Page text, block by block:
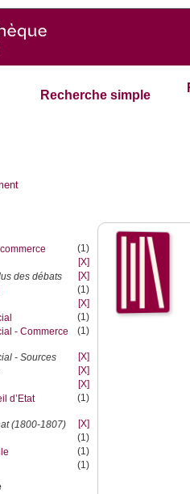
Recherche simple
(1)
[X]
des débats
[X]
(1)
[X]
(1)
- Commerce
(1)
- Sources
[X]
[X]
[X]
d’Etat
(1)
(1800-1807)
[X]
(1)
(1)
(1)